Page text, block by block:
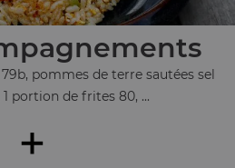
pommes de terre sautées sel
portion de frites 80, ...
+